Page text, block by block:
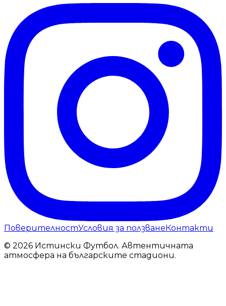
ПоверителностУсловия за ползванеКонтакти
© 2026 Истински Футбол. Автентичната
атмосфера на българските стадиони.